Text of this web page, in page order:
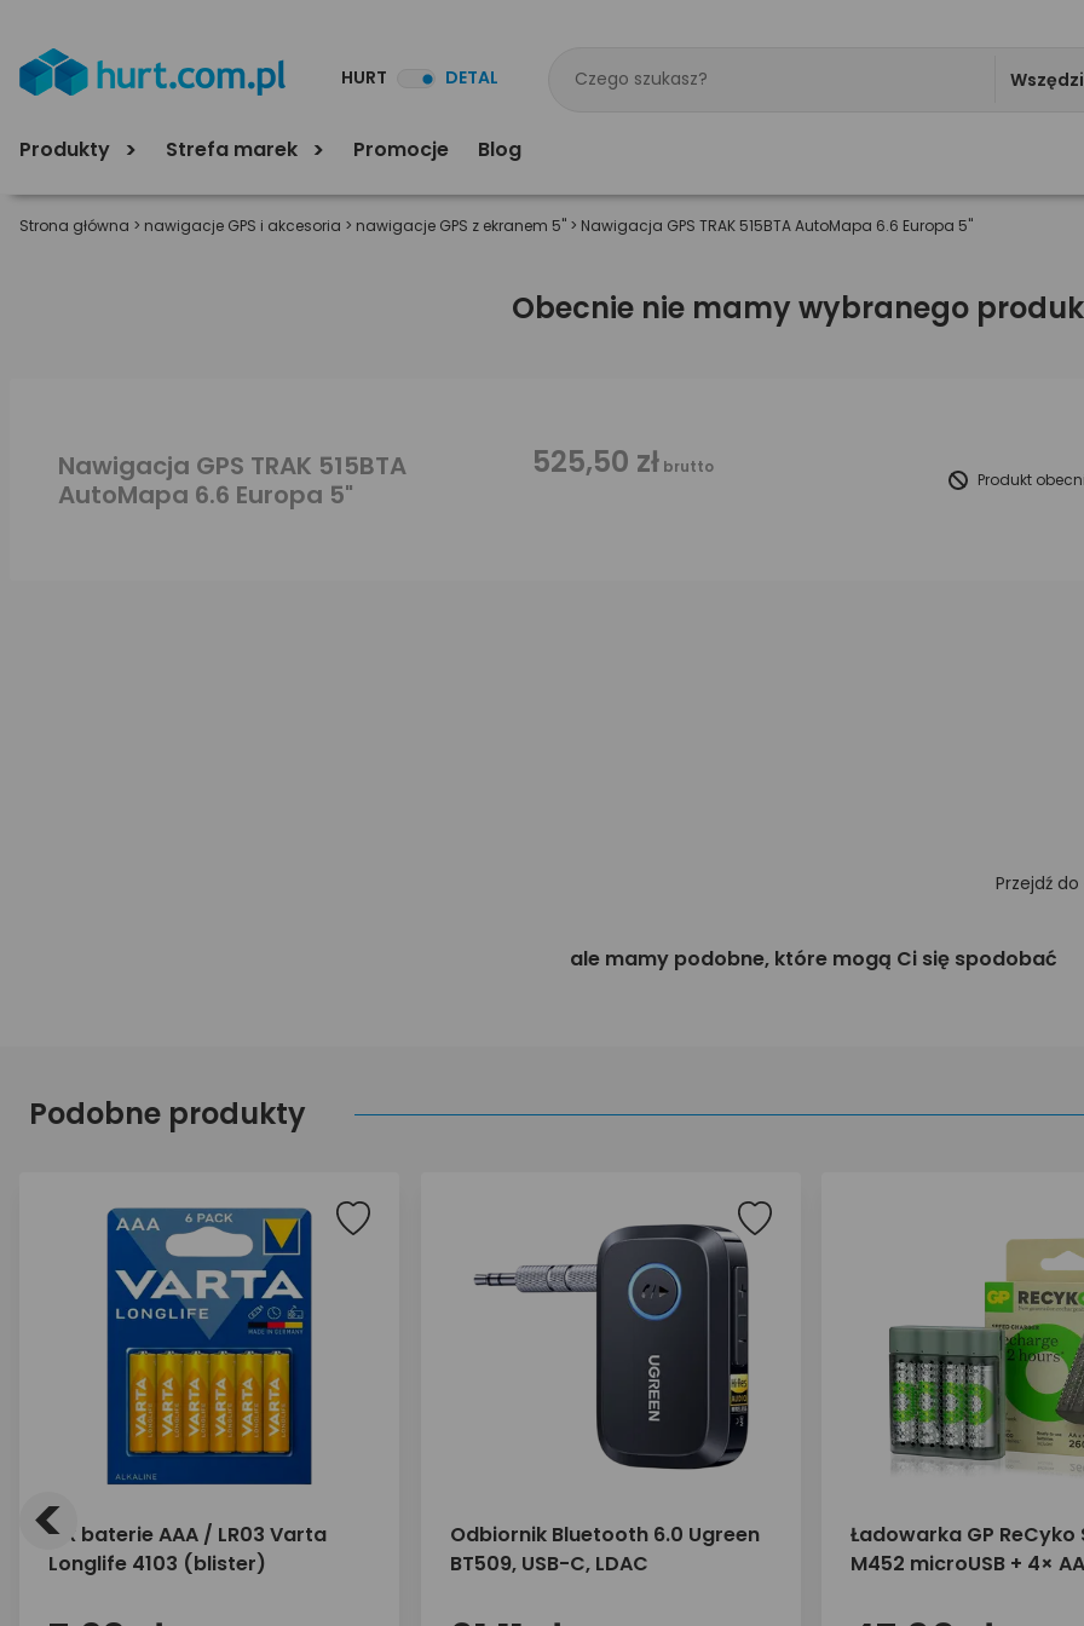
HURT DETAL
Produkty Strefa marek Promocje Blog
Strona główna > nawigacje GPS i akcesoria > nawigacje GPS z ekranem 5" > Nawigacja GPS TRAK 515BTA AutoMapa 6.6 Europa 5"
Obecnie nie mamy wybranego
Nawigacja GPS TRAK 515BTA
AutoMapa 6.6 Europa 5"
525,50 zł brutto
Produkt
Przejdź do
ale mamy podobne, które mogą Ci się spodobać
Podobne produkty
6 x baterie AAA / LR03 Varta
Longlife 4103 (blister)
Odbiornik Bluetooth 6.0 Ugreen
BT509, USB-C, LDAC
Ładowarka GP ReCyko
M452 microUSB + 4×
<